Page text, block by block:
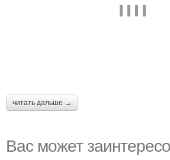
читать дальше →
Вас может